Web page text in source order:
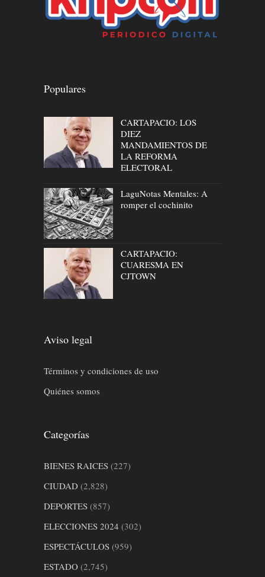
Populares
CARTAPACIO: LOS
DIEZ
MANDAMIENTOS DE
LA REFORMA
ELECTORAL
LaguNotas Mentales: A
romper el cochinito
CARTAPACIO:
CUARESMA EN
CJTOWN
Aviso legal
Términos y condiciones de uso
Quiénes somos
Categorías
BIENES RAICES (227)
CIUDAD (2,828)
DEPORTES (857)
ELECCIONES 2024 (302)
ESPECTÁCULOS (959)
ESTADO (2,745)